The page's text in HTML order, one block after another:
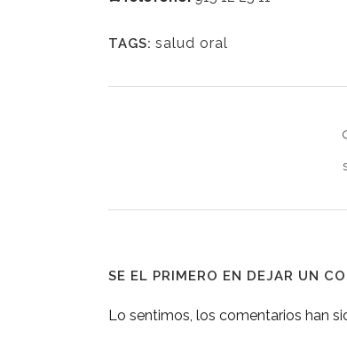
TAGS: salud oral
SE EL PRIMERO EN DEJAR UN
Lo sentimos, los comentarios han